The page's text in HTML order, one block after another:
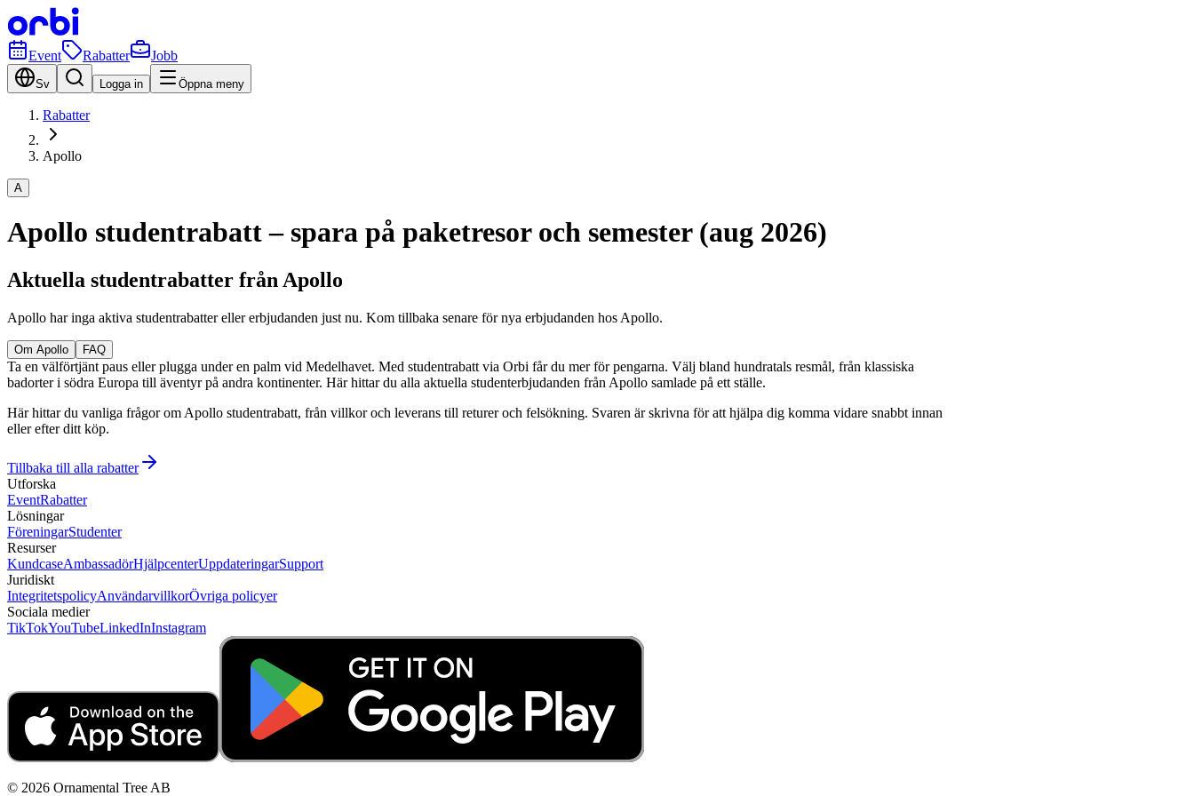
Event Rabatter Jobb
Sv Logga in Öppna meny
Rabatter
Apollo
A
Apollo studentrabatt – spara på paketresor och semester (aug 2026)
Aktuella studentrabatter från Apollo
Apollo har inga aktiva studentrabatter eller erbjudanden just nu. Kom tillbaka senare för nya erbjudanden hos Apollo.
Om Apollo FAQ
Ta en välförtjänt paus eller plugga under en palm vid Medelhavet. Med studentrabatt via Orbi får du mer för pengarna. Välj bland hundratals resmål, från klassiska
badorter i södra Europa till äventyr på andra kontinenter. Här hittar du alla aktuella studenterbjudanden från Apollo samlade på ett ställe.
Här hittar du vanliga frågor om Apollo studentrabatt, från villkor och leverans till returer och felsökning. Svaren är skrivna för att hjälpa dig komma vidare snabbt innan
eller efter ditt köp.
Tillbaka till alla rabatter
Utforska
EventRabatter
Lösningar
FöreningarStudenter
Resurser
KundcaseAmbassadörHjälpcenterUppdateringarSupport
Juridiskt
IntegritetspolicyAnvändarvillkorÖvriga policyer
Sociala medier
TikTokYouTubeLinkedInInstagram
© 2026 Ornamental Tree AB